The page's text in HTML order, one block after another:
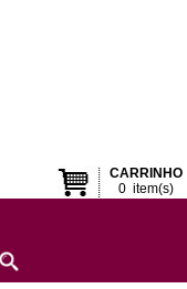
CARRINHO
0item(s)